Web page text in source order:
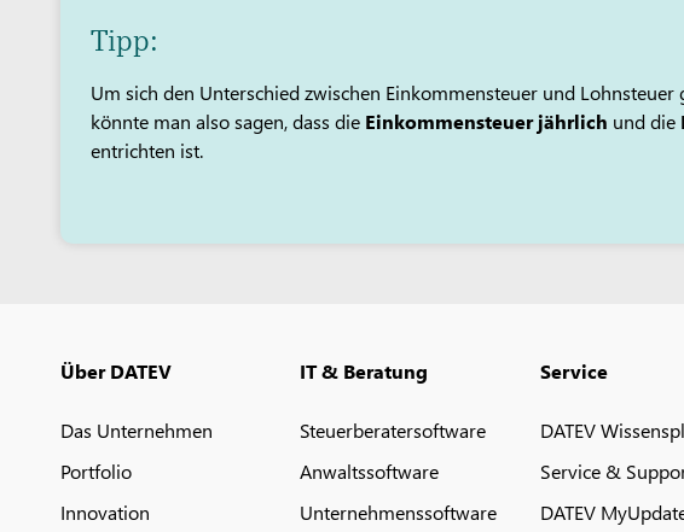
Tipp:
Um sich den Unterschied zwischen Einkommensteuer und Lohnsteuer
könnte man also sagen, dass die Einkommensteuer jährlich und die
entrichten ist.
Über DATEV
Das Unternehmen
Portfolio
Innovation
IT & Beratung
Steuerberatersoftware
Anwaltssoftware
Unternehmenssoftware
Service
DATEV
Service &
DATEV